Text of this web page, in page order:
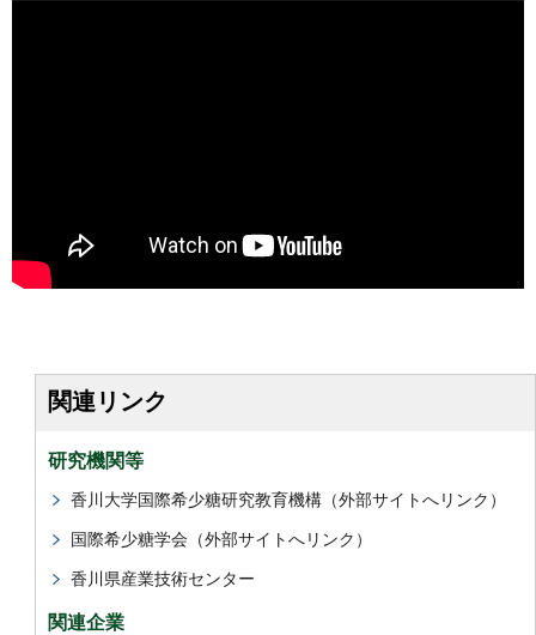
関連リンク
研究機関等
香川大学国際希少糖研究教育機構（外部サイトへリンク）
国際希少糖学会（外部サイトへリンク）
香川県産業技術センター
関連企業